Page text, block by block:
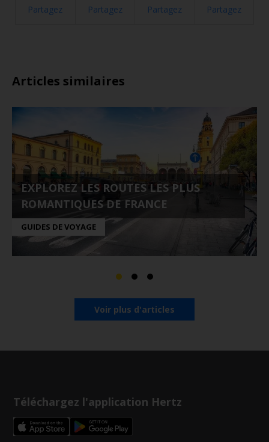
Partagez Partagez Partagez Partagez
Articles similaires
EXPLOREZ LES ROUTES LES PLUS
ROMANTIQUES DE FRANCE
GUIDES DE VOYAGE
Voir plus d'articles
Téléchargez l'application Hertz